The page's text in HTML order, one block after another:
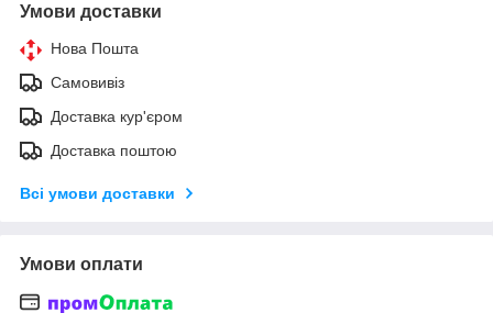
Умови доставки
Нова Пошта
Самовивіз
Доставка кур'єром
Доставка поштою
Всі умови доставки
Умови оплати